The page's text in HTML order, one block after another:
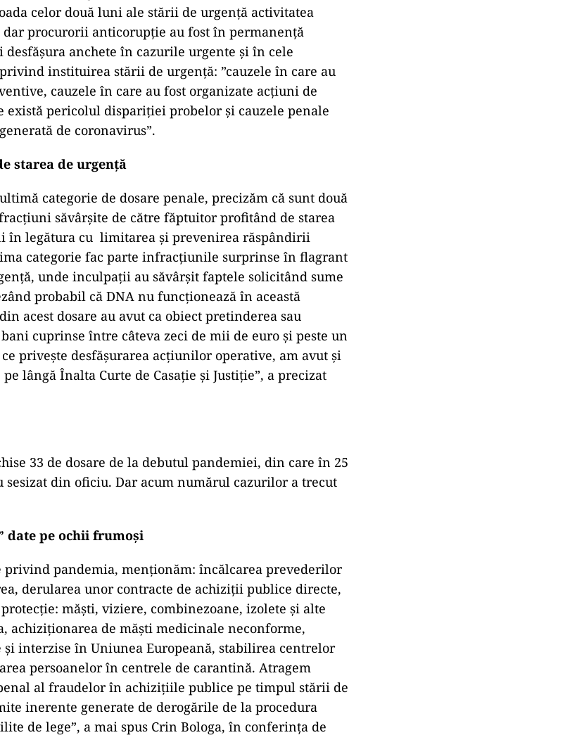
celor două luni ale stării de urgență activitatea
procurorii anticorupție au fost în permanență
anchete în cazurile urgente și în cele
instituirea stării de urgență: ”cauzele în care au
cauzele în care au fost organizate acțiuni de
există pericolul dispariției probelor și cauzele penale
de coronavirus”.
starea de urgență
categorie de dosare penale, precizăm că sunt două
săvârșite de către făptuitor profitând de starea
în legătura cu limitarea și prevenirea răspândirii
categorie fac parte infracțiunile surprinse în flagrant
unde inculpații au săvârșit faptele solicitând sume
probabil că DNA nu funcționează în această
acest dosare au avut ca obiect pretinderea sau
cuprinse între câteva zeci de mii de euro și peste un
privește desfășurarea acțiunilor operative, am avut și
lângă Înalta Curte de Casație și Justiție”, a precizat
33 de dosare de la debutul pandemiei, din care în 25
sesizat din oficiu. Dar acum numărul cazurilor a trecut
date pe ochii frumoși
privind pandemia, menționăm: încălcarea prevederilor
derularea unor contracte de achiziții publice directe,
măști, viziere, combinezoane, izolete și alte
achiziționarea de măști medicinale neconforme,
și interzise în Uniunea Europeană, stabilirea centrelor
persoanelor în centrele de carantină. Atragem
al fraudelor în achizițiile publice pe timpul stării de
inerente generate de derogările de la procedura
de lege”, a mai spus Crin Bologa, în conferința de